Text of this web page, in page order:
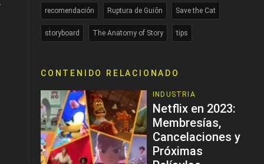
recomendación Ruptura de Guiôn Save the Cat
storyboard The Anatomy of Story tips
CONTENIDO RELACIONADO
INDUSTRIA
Netflix en 2023:
Membresías,
Cancelaciones y
Próximas